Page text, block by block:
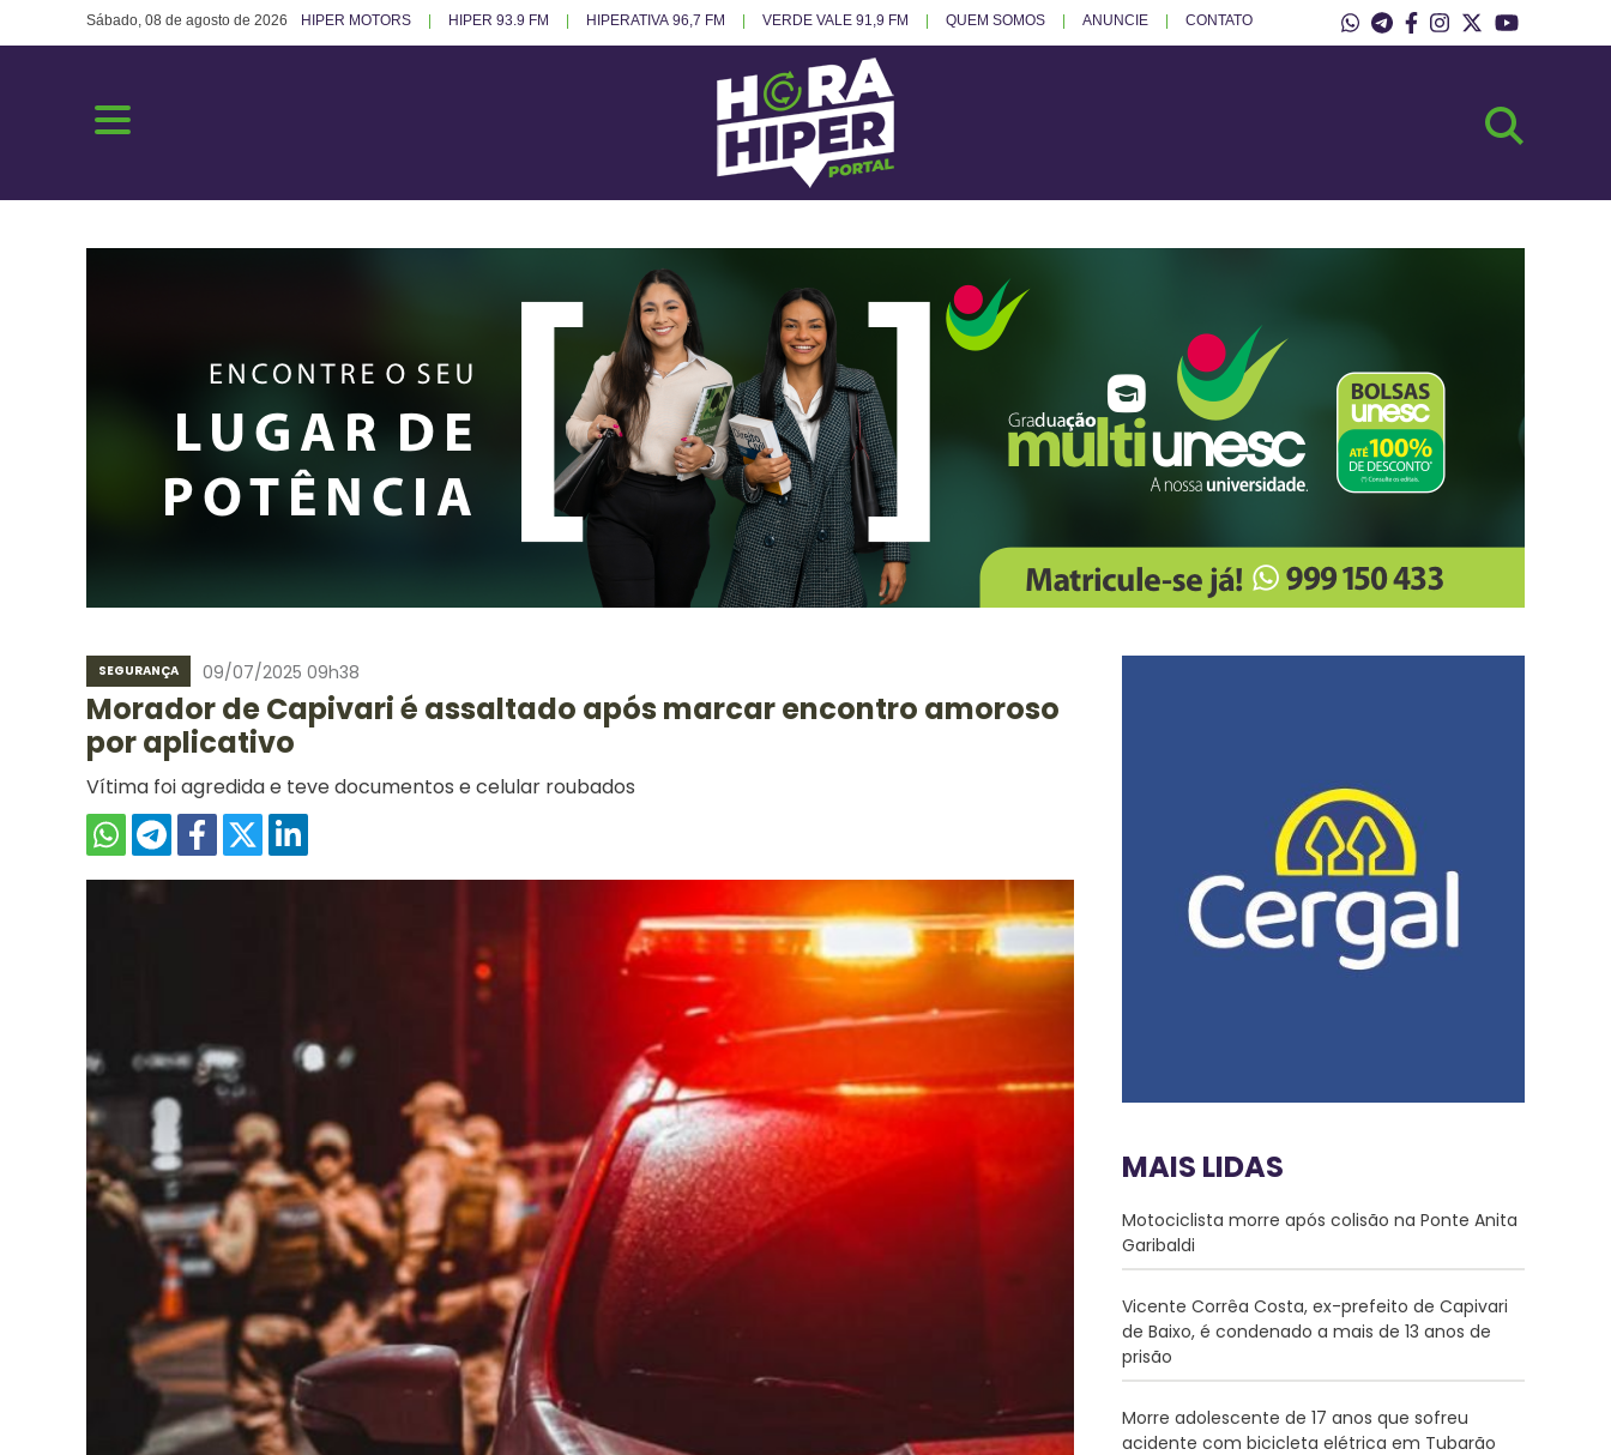
Sábado, 08 de agosto de 2026 HIPER MOTORS HIPER 93.9 FM HIPERATIVA 96,7 FM VERDE VALE 91,9 FM QUEM SOMOS ANUNCIE CONTATO
SEGURANÇA 09/07/2025 09h38
Morador de Capivari é assaltado após marcar encontro amoroso
por aplicativo
Vítima foi agredida e teve documentos e celular roubados
MAIS LIDAS
Motociclista morre após colisão na Ponte Anita
Garibaldi
Vicente Corrêa Costa, ex-prefeito de Capivari
de Baixo, é condenado a mais de 13 anos de
prisão
Morre adolescente de 17 anos que sofreu
acidente com bicicleta elétrica em Tubarão